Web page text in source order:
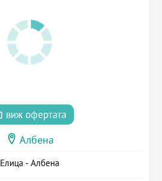
виж офертата
Албена
Елица - Албена